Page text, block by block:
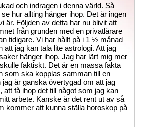
och indragen i denna värld. Så
hur allting hänger ihop. Det är ingen
är. Följden av detta har nu blivit att
från grunden med en privatlärare
tidigare. Vi har hållt på i 1 ½ månad
att jag kan tala lite astrologi. Att jag
hänger ihop. Jag har lärt mig mer
faktiskt. Det är en massa fakta
som ska kopplas samman till en
är ganska övertygad om att jag
att få ihop det till något som jag kan
arbete. Kanske är det rent ut av så
kommer att kunna ställa horoskop på